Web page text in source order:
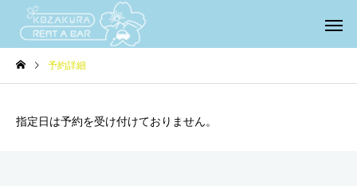
予約詳細
指定日は予約を受け付けておりません。